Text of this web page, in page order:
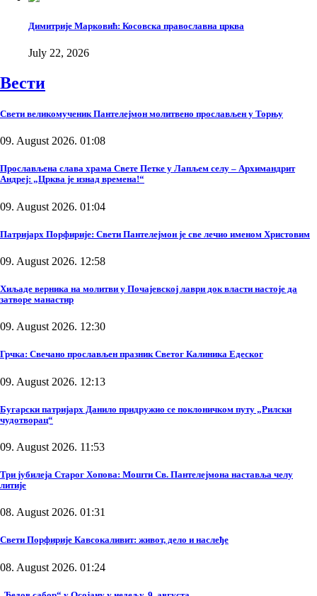
Димитрије Марковић: Косовска православна црква
July 22, 2026
Вести
Свети великомученик Пантелејмон молитвено прослављен у Торњу
09. August 2026. 01:08
Прослављена слава храма Свете Петке у Лапљем селу – Архимандрит
Андреј: „Црква је изнад времена!“
09. August 2026. 01:04
Патријарх Порфирије: Свети Пантелејмон је све лечио именом Христовим
09. August 2026. 12:58
Хиљаде верника на молитви у Почајевској лаври док власти настоје да
затворе манастир
09. August 2026. 12:30
Грчка: Свечано прослављен празник Светог Калиника Едеског
09. August 2026. 12:13
Бугарски патријарх Данило придружио се поклоничком путу „Рилски
чудотворац“
09. August 2026. 11:53
Три јубилеја Старог Хопова: Мошти Св. Пантелејмона наставља челу
литије
08. August 2026. 01:31
Свети Порфирије Кавсокаливит: живот, дело и наслеђе
08. August 2026. 01:24